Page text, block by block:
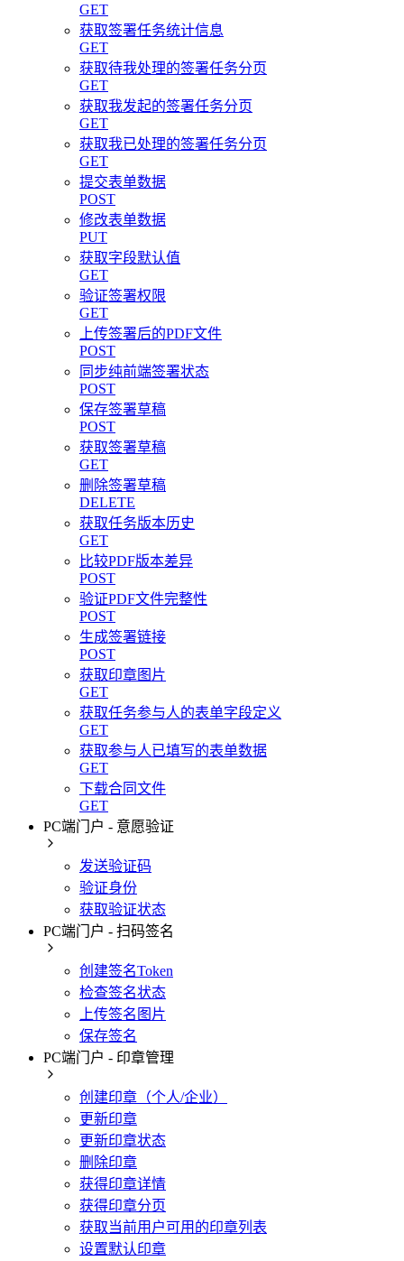
GET
获取签署任务统计信息
GET
获取待我处理的签署任务分页
GET
获取我发起的签署任务分页
GET
获取我已处理的签署任务分页
GET
提交表单数据
POST
修改表单数据
PUT
获取字段默认值
GET
验证签署权限
GET
上传签署后的PDF文件
POST
同步纯前端签署状态
POST
保存签署草稿
POST
获取签署草稿
GET
删除签署草稿
DELETE
获取任务版本历史
GET
比较PDF版本差异
POST
验证PDF文件完整性
POST
生成签署链接
POST
获取印章图片
GET
获取任务参与人的表单字段定义
GET
获取参与人已填写的表单数据
GET
下载合同文件
GET
PC端门户 - 意愿验证
发送验证码
验证身份
获取验证状态
PC端门户 - 扫码签名
创建签名Token
检查签名状态
上传签名图片
保存签名
PC端门户 - 印章管理
创建印章（个人/企业）
更新印章
更新印章状态
删除印章
获得印章详情
获得印章分页
获取当前用户可用的印章列表
设置默认印章